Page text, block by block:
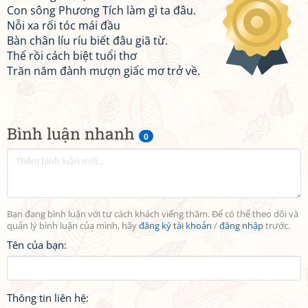
Bình luận nhanh 0
Bạn đang bình luận với tư cách khách viếng thăm. Để có thể theo dõi và
quản lý bình luận của mình, hãyđăng ký tài khoản /đăng nhậptrước.
Tên của bạn:
Thông tin liên hệ:
Con sông Phương Tích làm gì ta đâu.
Nỗi xa rối tóc mái đầu
Bàn chân líu ríu biết đâu giã từ.
Thế rồi cách biệt tuổi thơ
Trăn năm đành mượn giấc mơ trở về.